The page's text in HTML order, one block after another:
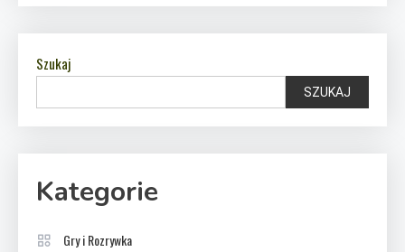
Szukaj
SZUKAJ
Kategorie
Gry i Rozrywka